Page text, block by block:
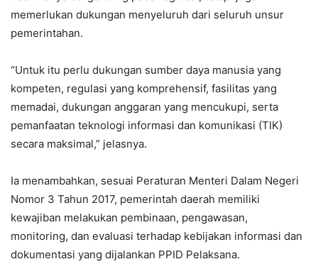
memerlukan dukungan menyeluruh dari seluruh unsur
pemerintahan.
“Untuk itu perlu dukungan sumber daya manusia yang
kompeten, regulasi yang komprehensif, fasilitas yang
memadai, dukungan anggaran yang mencukupi, serta
pemanfaatan teknologi informasi dan komunikasi (TIK)
secara maksimal,” jelasnya.
Ia menambahkan, sesuai Peraturan Menteri Dalam Negeri
Nomor 3 Tahun 2017, pemerintah daerah memiliki
kewajiban melakukan pembinaan, pengawasan,
monitoring, dan evaluasi terhadap kebijakan informasi dan
dokumentasi yang dijalankan PPID Pelaksana.